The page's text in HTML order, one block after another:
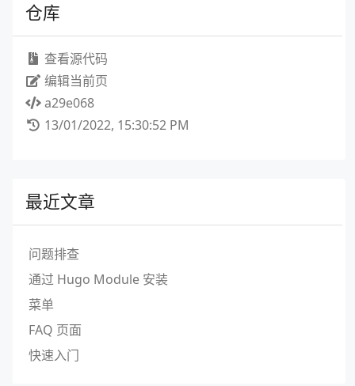
仓库
查看源代码
编辑当前页
a29e068
13/01/2022, 15:30:52 PM
最近文章
问题排查
通过 Hugo Module 安装
菜单
FAQ 页面
快速入门